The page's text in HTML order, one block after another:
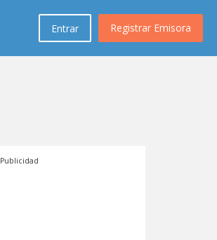
Registrar Emisora
Entrar
Publicidad